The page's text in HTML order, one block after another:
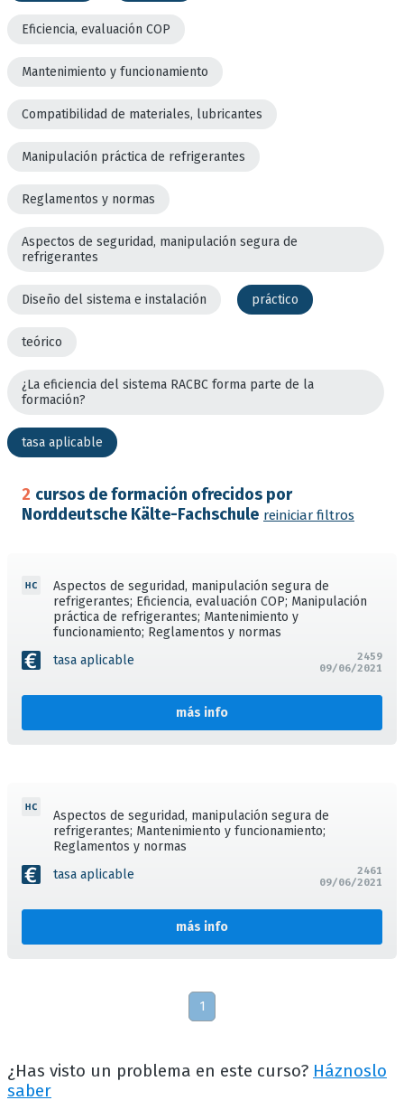
Eficiencia, evaluación COP
Mantenimiento y funcionamiento
Compatibilidad de materiales, lubricantes
Manipulación práctica de refrigerantes
Reglamentos y normas
Aspectos de seguridad, manipulación segura de
refrigerantes
Diseño del sistema e instalación práctico
teórico
¿La eficiencia del sistema RACBC forma parte de la
formación?
tasa aplicable
2 cursos de formación ofrecidos por
Norddeutsche Kälte-Fachschule reiniciar filtros
Aspectos de seguridad, manipulación segura de
refrigerantes; Eficiencia, evaluación COP; Manipulación
práctica de refrigerantes; Mantenimiento y
funcionamiento; Reglamentos y normas
tasa aplicable
más info
2459
09/06/2021
Aspectos de seguridad, manipulación segura de
refrigerantes; Mantenimiento y funcionamiento;
Reglamentos y normas
tasa aplicable
más info
2461
09/06/2021
1
¿Has visto un problema en este curso? Háznoslo
saber